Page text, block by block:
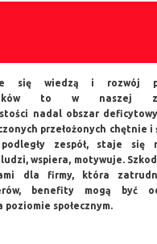
się wiedzą i rozwój
to w naszej
nadal obszar
przełożonych chętnie i
zespół, staje się
ludzi, wspiera, motywuje.
dla firmy, która
benefity mogą być
poziomie społecznym.